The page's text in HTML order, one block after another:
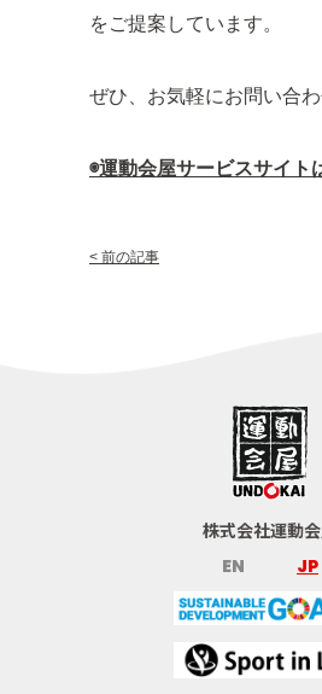
をご提案しています。
ぜひ、お気軽にお問い合わ
◉運動会屋サービスサイト
< 前の記事
株式会社運動
EN
JP